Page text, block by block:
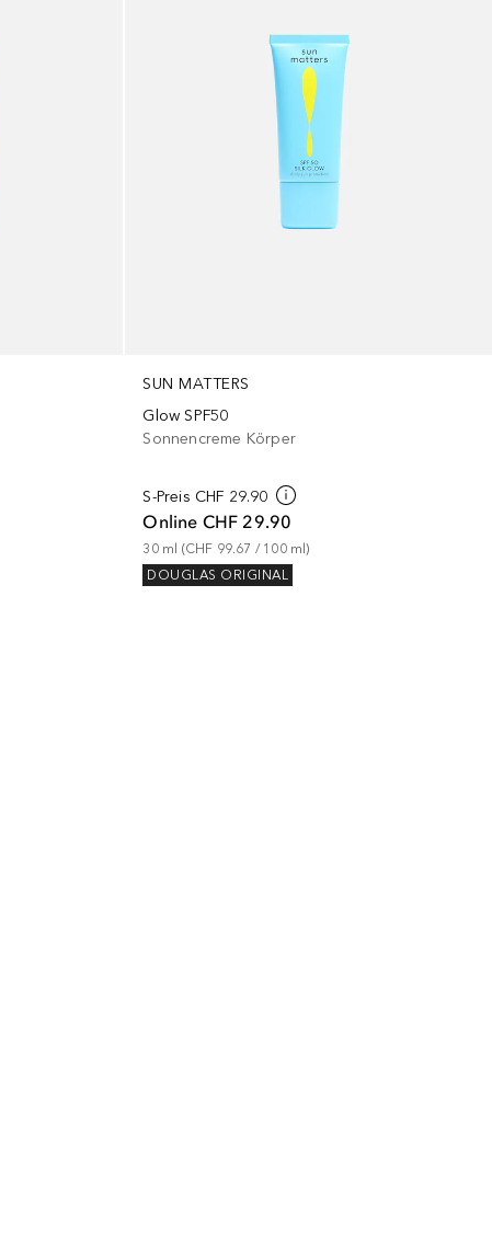
SUN MATTERS
Glow SPF50
Sonnencreme Körper
S-Preis CHF 29.90
Online CHF 29.90
30 ml (CHF 99.67 / 100 ml)
DOUGLAS ORIGINAL